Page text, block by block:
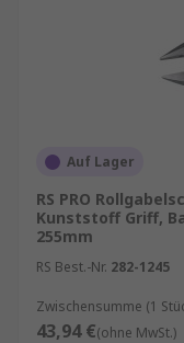
Auf Lager
RS PRO
Kunststoff Griff,
255mm
RS Best.-Nr. 282-1245
Zwischensumme (1
43,94 €(ohne MwSt.)